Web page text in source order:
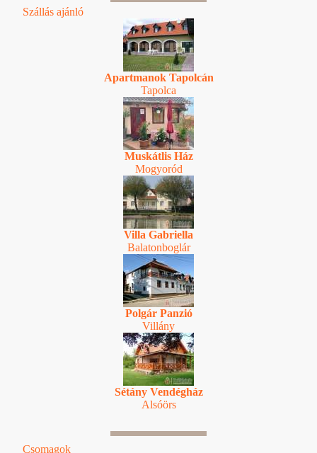
Szállás ajánló
Apartmanok Tapolcán
Tapolca
Muskátlis Ház
Mogyoród
Villa Gabriella
Balatonboglár
Polgár Panzió
Villány
Sétány Vendégház
Alsóörs
Csomagok